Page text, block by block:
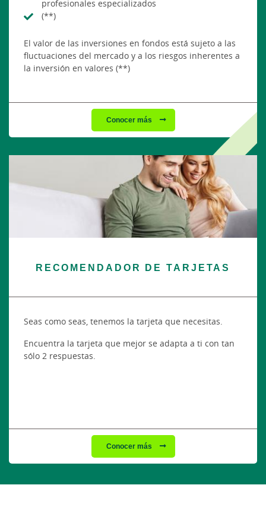
profesionales especializados
(**)
El valor de las inversiones en fondos está sujeto a las
fluctuaciones del mercado y a los riesgos inherentes a
la inversión en valores (**)
Conocer más
RECOMENDADOR DE TARJETAS
Seas como seas, tenemos la tarjeta que necesitas.
Encuentra la tarjeta que mejor se adapta a ti con tan
sólo 2 respuestas.
Conocer más